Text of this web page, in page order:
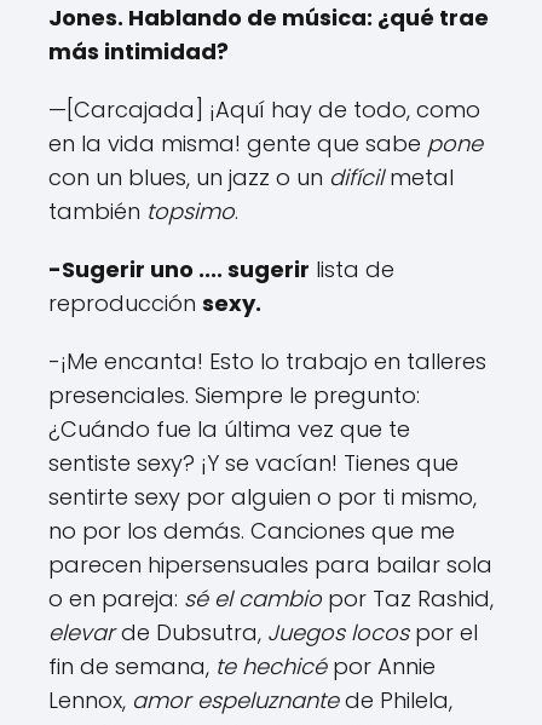
Jones. Hablando de música: ¿qué trae
más intimidad?
—[Carcajada] ¡Aquí hay de todo, como
en la vida misma! gente que sabe pone
con un blues, un jazz o un difícilmetal
también topsimo.
-Sugerir uno .... sugerir lista de
reproducción sexy.
-¡Me encanta! Esto lo trabajo en talleres
presenciales. Siempre le pregunto:
¿Cuándo fue la última vez que te
sentiste sexy? ¡Y se vacían! Tienes que
sentirte sexy por alguien o por ti mismo,
no por los demás. Canciones que me
parecen hipersensuales para bailar sola
o en pareja: sé el cambio por Taz Rashid,
elevarde Dubsutra, Juegos locospor el
fin de semana, te hechicé por Annie
Lennox, amor espeluznantede Philela,